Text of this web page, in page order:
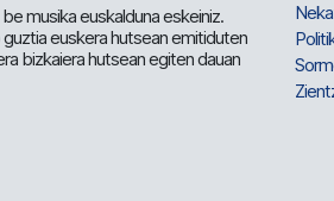
musika euskalduna eskeiniz.
guztia euskera hutsean emitiduten
bizkaiera hutsean egiten dauan